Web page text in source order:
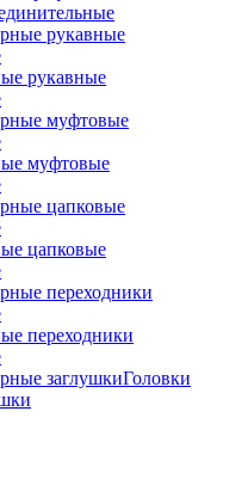
рукавные
муфтовые
цапковые
переходники
Головки